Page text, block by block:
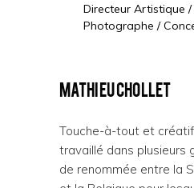
Directeur Artistique
Photographe /
Mathieu Chollet
Touche-à-tout et créatif
travaillé dans plusieurs
de renommée entre la